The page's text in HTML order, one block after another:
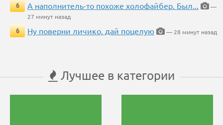
6
А наполнитель-то похоже холофайбер. Был...
—
27 минут назад
6
Ну поверни личико, дай поцелую — 28 минут назад
Лучшее в категории